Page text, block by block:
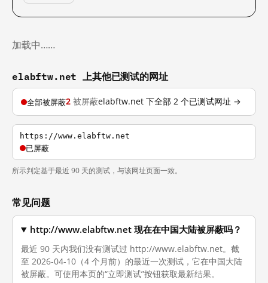
加载中……
elabftw.net 上其他已测试的网址
全部被屏蔽2 被屏蔽elabftw.net 下全部 2 个已测试网址 →
https://www.elabftw.net
已屏蔽
所示判定基于最近 90 天的测试，与该网址页面一致。
常见问题
http://www.elabftw.net 现在在中国大陆被屏蔽吗？
最近 90 天内我们没有测试过 http://www.elabftw.net。截
至 2026-04-10（4 个月前）的最近一次测试，它在中国大陆
被屏蔽。可使用本页的“立即测试”按钮获取最新结果。